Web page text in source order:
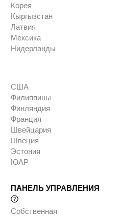
Корея
Кыргызстан
Латвия
Мексика
Нидерланды
США
Филиппины
Финляндия
Франция
Швейцария
Швеция
Эстония
ЮАР
ПАНЕЛЬ УПРАВЛЕНИЯ
Собственная